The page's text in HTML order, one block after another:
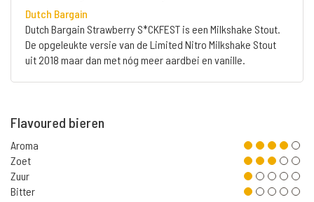
Dutch Bargain
Dutch Bargain Strawberry S*CKFEST is een Milkshake Stout.
De opgeleukte versie van de Limited Nitro Milkshake Stout
uit 2018 maar dan met nóg meer aardbei en vanille.
Flavoured bieren
Aroma
Zoet
Zuur
Bitter